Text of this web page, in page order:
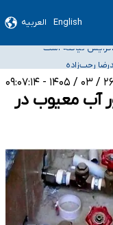
English العربیه
رجب‌زاده
غیرمتعارف در شأن پزشکی
۱۴۰۵ - ۰۹:۰۷:۱۴
هزار کنتور آب معیوب در